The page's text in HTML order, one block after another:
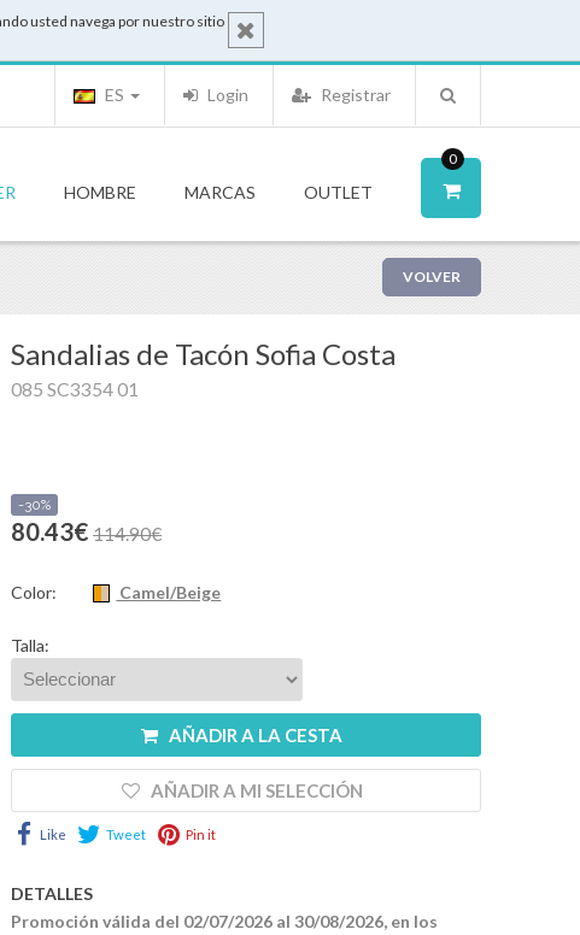
usted navega por nuestro sitio
Registrar
Login
ES
0
HOMBRE MARCAS OUTLET
VOLVER
Sandalias de Tacón Sofia Costa
085 SC3354 01
-30%
80.43€ 114.90€
Color: Camel/Beige
Talla:
AÑADIR A LA CESTA
AÑADIR A MI SELECCIÓN
Like Tweet Pin it
DETALLES
Promoción válida del 02/07/2026 al 30/08/2026, en los